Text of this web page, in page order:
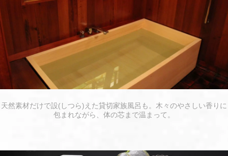
天然素材だけで設(しつら)えた貸切家族風呂も。木々のやさしい香りに
包まれながら、体の芯まで温まって。